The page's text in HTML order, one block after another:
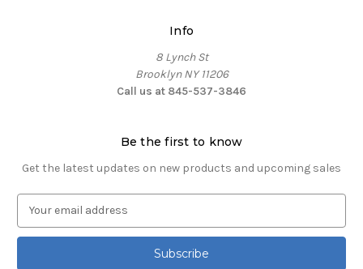
Info
8 Lynch St
Brooklyn NY 11206
Call us at 845-537-3846
Be the first to know
Get the latest updates on new products and upcoming sales
a